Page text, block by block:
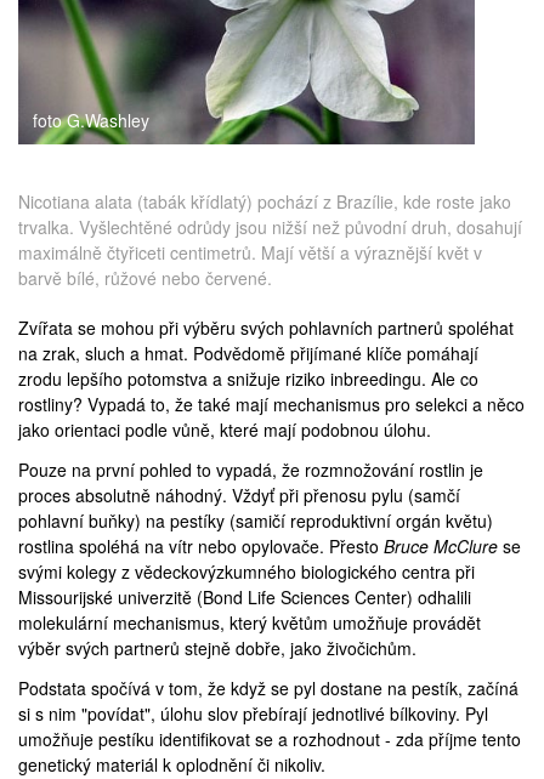
foto G.Washley
Nicotiana alata (tabák křídlatý) pochází z Brazílie, kde roste jako
trvalka. Vyšlechtěné odrůdy jsou nižší než původní druh, dosahují
maximálně čtyřiceti centimetrů. Mají větší a výraznější květ v
barvě bílé, růžové nebo červené.
Zvířata se mohou při výběru svých pohlavních partnerů spoléhat
na zrak, sluch a hmat. Podvědomě přijímané klíče pomáhají
zrodu lepšího potomstva a snižuje riziko inbreedingu. Ale co
rostliny? Vypadá to, že také mají mechanismus pro selekci a něco
jako orientaci podle vůně, které mají podobnou úlohu.
Pouze na první pohled to vypadá, že rozmnožování rostlin je
proces absolutně náhodný. Vždyť při přenosu pylu (samčí
pohlavní buňky) na pestíky (samičí reproduktivní orgán květu)
rostlina spoléhá na vítr nebo opylovače. Přesto Bruce McClure se
svými kolegy z vědeckovýzkumného biologického centra při
Missourijské univerzitě (Bond Life Sciences Center) odhalili
molekulární mechanismus, který květům umožňuje provádět
výběr svých partnerů stejně dobře, jako živočichům.
Podstata spočívá v tom, že když se pyl dostane na pestík, začíná
si s nim "povídat", úlohu slov přebírají jednotlivé bílkoviny. Pyl
umožňuje pestíku identifikovat se a rozhodnout - zda příjme tento
genetický materiál k oplodnění či nikoliv.